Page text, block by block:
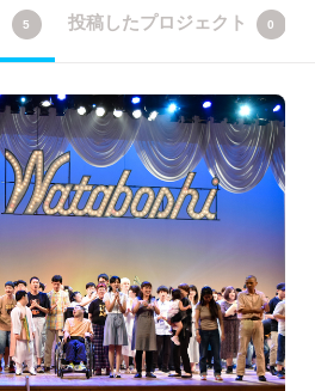
5 投稿したプロジェクト 0